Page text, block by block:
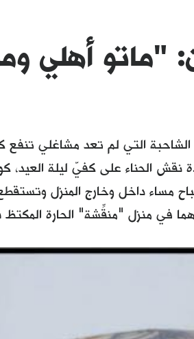
"ماتو أهلي
التي لم تعد مشاغلي تنفع
نقش الحناء على كفيّ ليلة العيد،
مساء داخل وخارج المنزل
في منزل "منقِّشة" الحارة المكتظ